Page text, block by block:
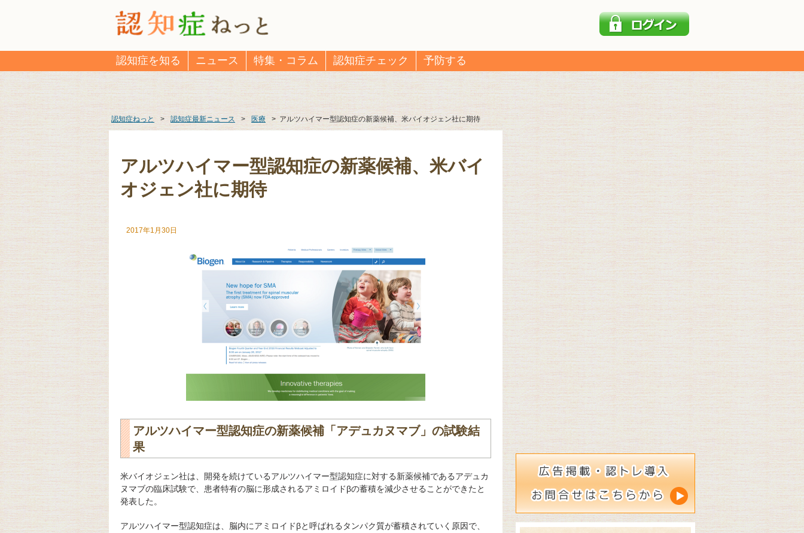
認知症を知る ニュース 特集・コラム 認知症チェック 予防する
認知症ねっと > 認知症最新ニュース > 医療 > アルツハイマー型認知症の新薬候補、米バイオジェン社に期待
アルツハイマー型認知症の新薬候補、米バイ
オジェン社に期待
2017年1月30日
アルツハイマー型認知症の新薬候補「アデュカヌマブ」の試験結
果
米バイオジェン社は、開発を続けているアルツハイマー型認知症に対する新薬候補であるアデュカ
ヌマブの臨床試験で、患者特有の脳に形成されるアミロイドβの蓄積を減少させることができたと
発表した。
アルツハイマー型認知症は、脳内にアミロイドβと呼ばれるタンパク質が蓄積されていく原因で、